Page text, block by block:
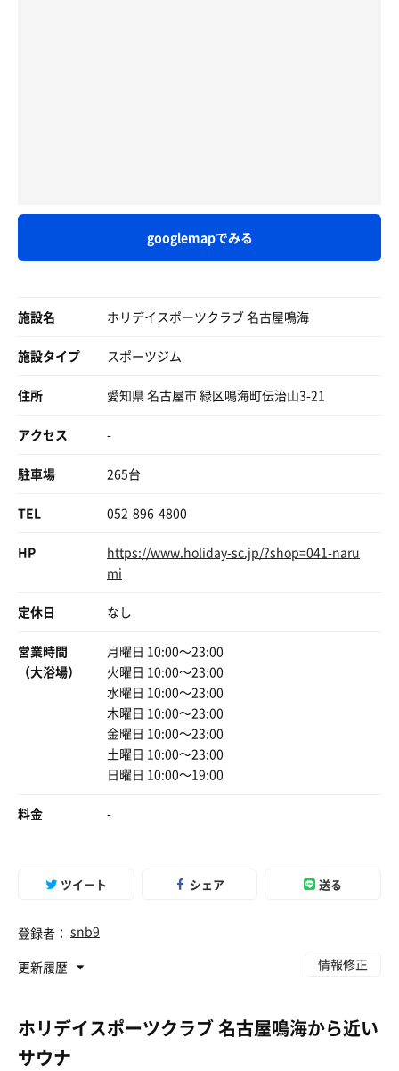
googlemapでみる
施設名 ホリデイスポーツクラブ 名古屋鳴海
施設タイプ スポーツジム
住所 愛知県 名古屋市 緑区鳴海町伝治山3-21
アクセス -
駐車場 265台
TEL 052-896-4800
HP
https://www.holiday-sc.jp/?shop=041-naru
mi
定休日 なし
営業時間
（大浴場）
月曜日 10:00〜23:00
火曜日 10:00〜23:00
水曜日 10:00〜23:00
木曜日 10:00〜23:00
金曜日 10:00〜23:00
土曜日 10:00〜23:00
日曜日 10:00〜19:00
料金 -
ツイート シェア 送る
登録者： snb9
更新履歴
情報修正
ホリデイスポーツクラブ 名古屋鳴海から近い
サウナ